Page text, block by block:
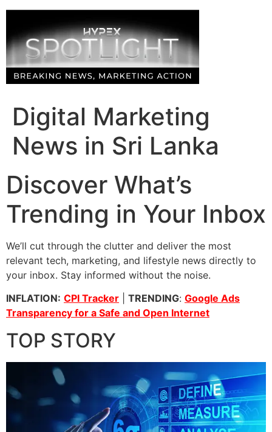
Skip
content
Digital Marketing
News in Sri Lanka
Discover What’s
Trending in Your Inbox
We’ll cut through the clutter and deliver the most
relevant tech, marketing, and lifestyle news directly to
your inbox. Stay informed without the noise.
INFLATION: CPI Tracker TRENDING: Google Ads
Transparency for a Safe and Open Internet
TOP STORY